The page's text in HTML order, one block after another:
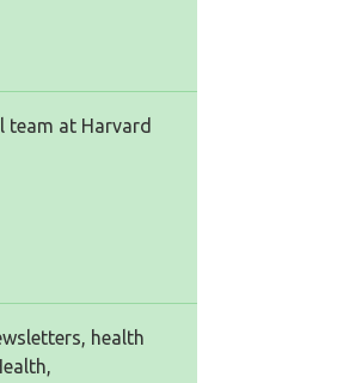
at Harvard
health